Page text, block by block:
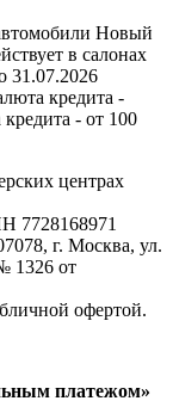
Новый
в салонах
31.07.2026
кредита -
- от 100
центрах
7728168971
г. Москва, ул.
1326 от
офертой.
платежом»